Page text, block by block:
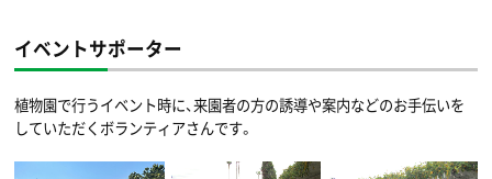
イベントサポーター
植物園で行うイベント時に、来園者の方の誘導や案内などのお手伝いを
していただくボランティアさんです。